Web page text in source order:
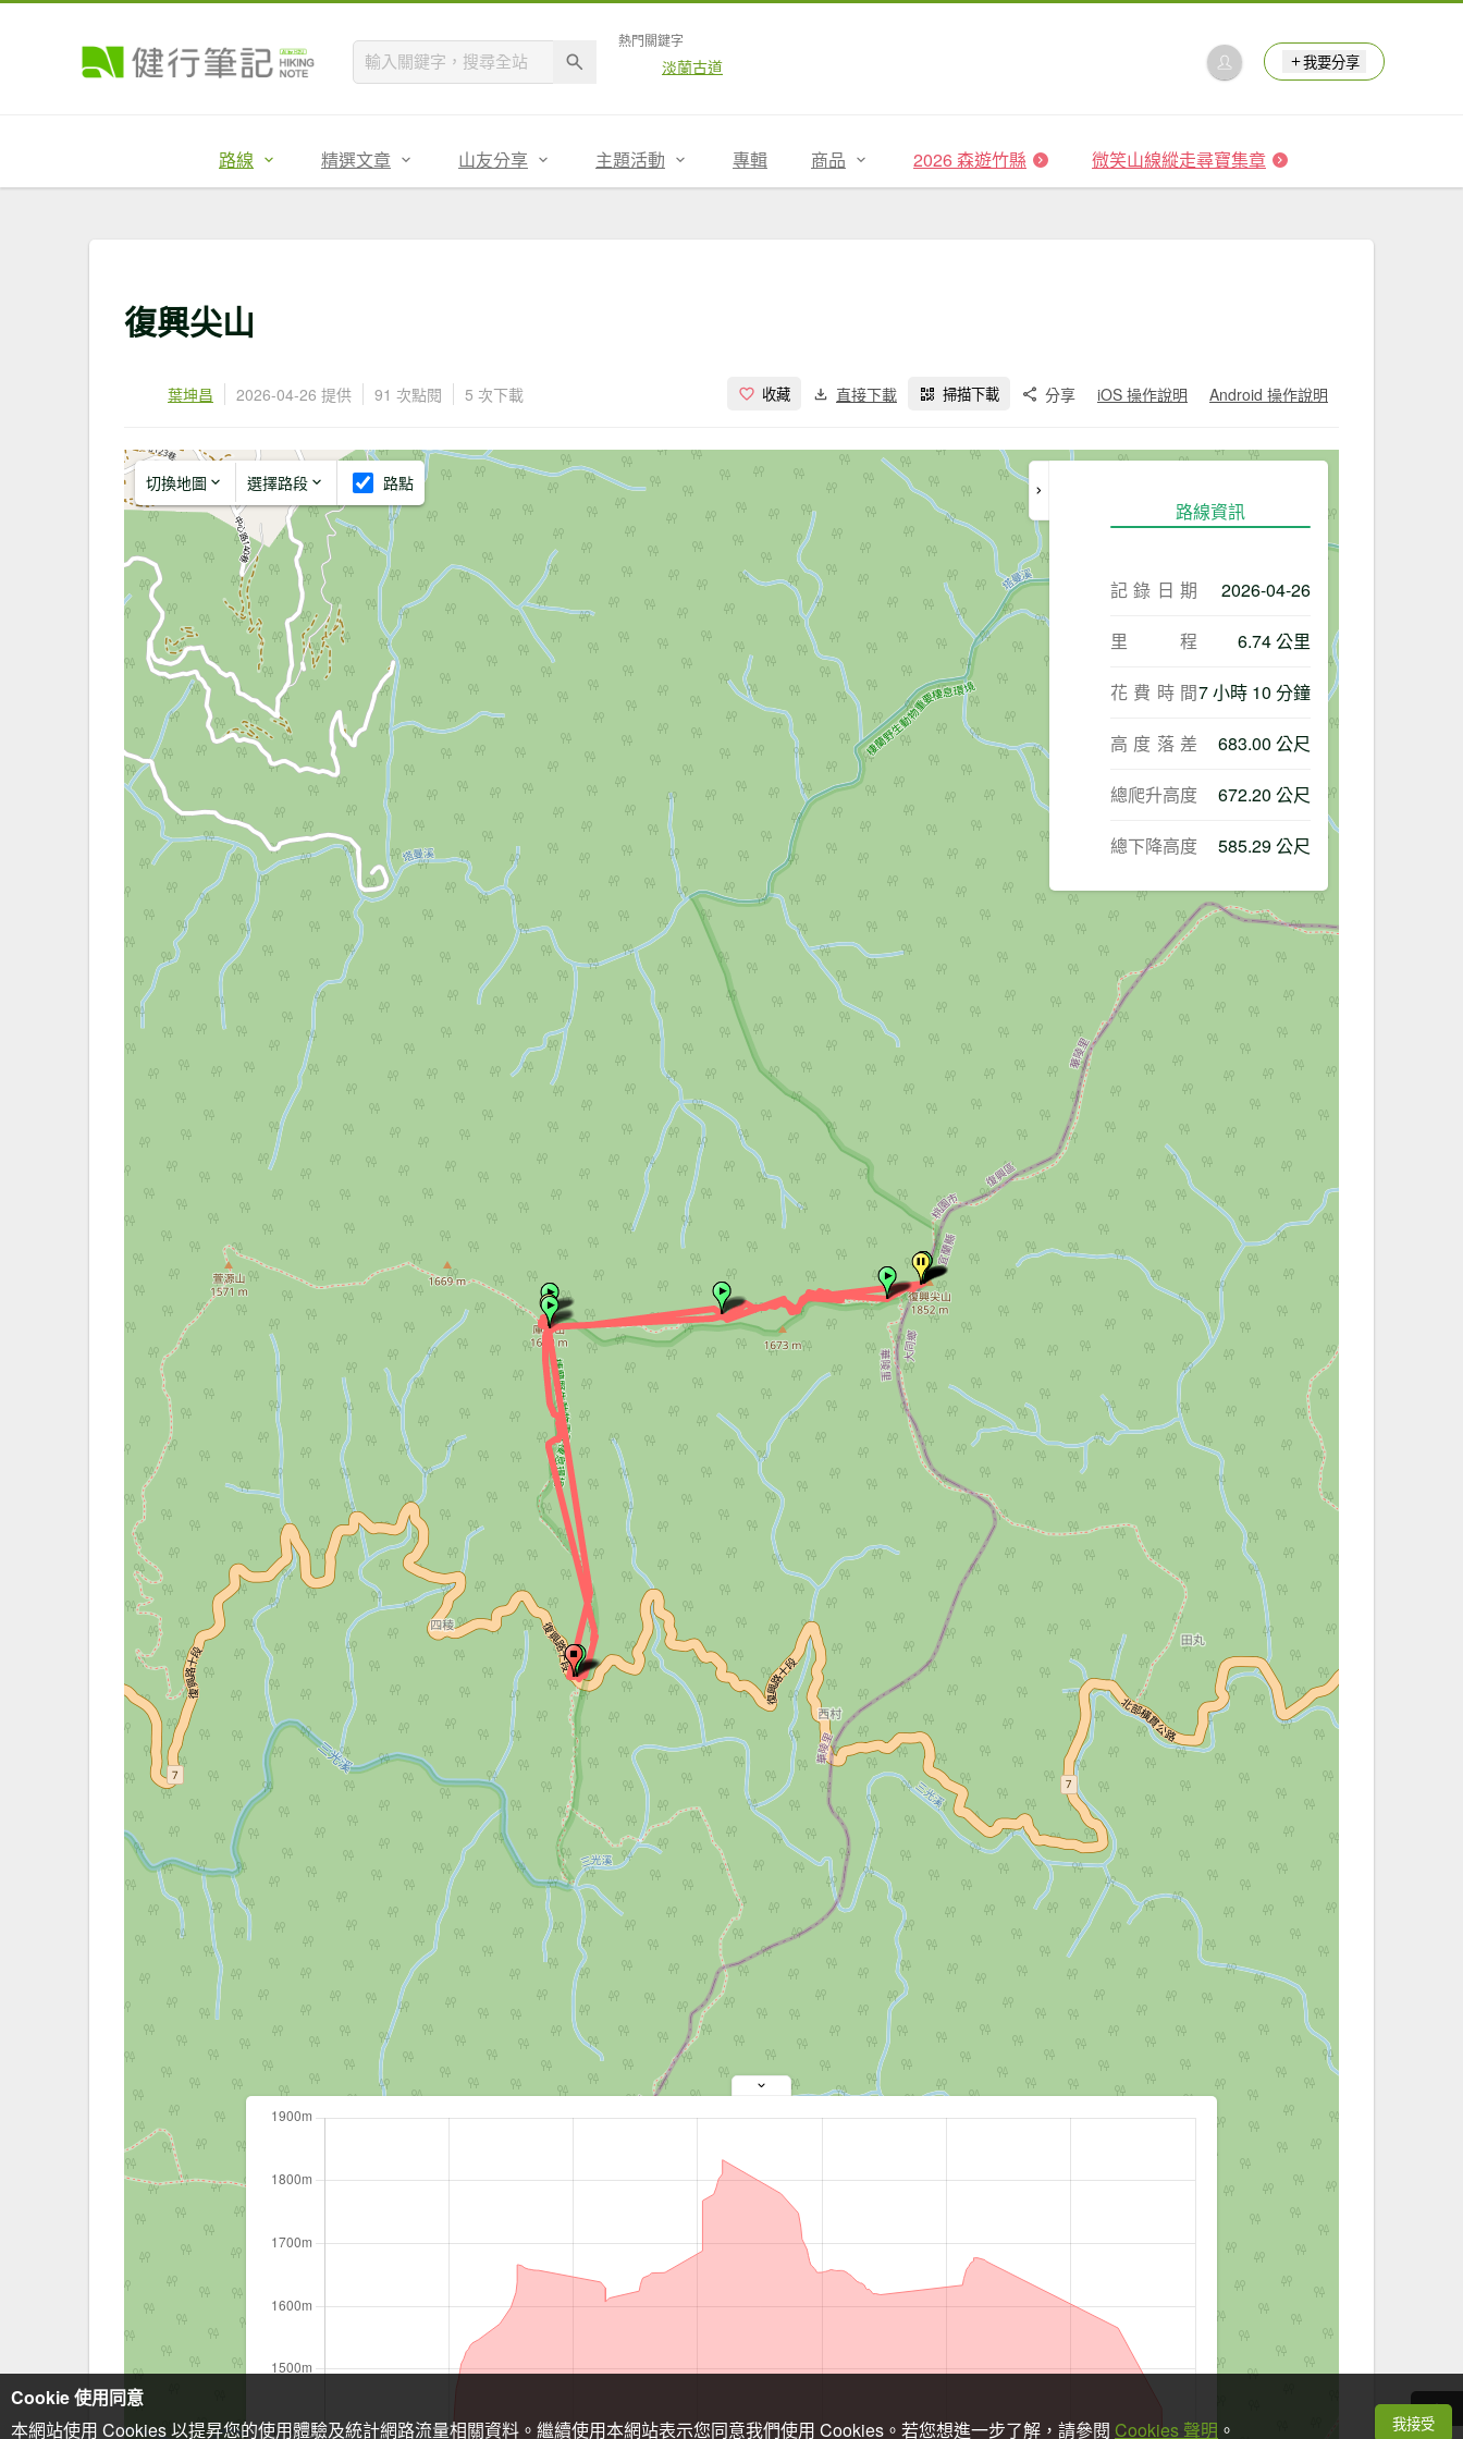
熱門關鍵字
淡蘭古道 我要分享
路線 精選文章 山友分享 主題活動 專輯 商品 2026 森遊竹縣 微笑山線縱走尋寶集章
復興尖山
葉坤昌 2026-04-26 提供 91 次點閱 5 次下載 收藏 直接下載 掃描下載 分享 iOS 操作說明 Android 操作說明
切換地圖 選擇路段 路點
路線資訊
記錄日期 2026-04-26
里程 6.74 公里
花費時間7 小時 10 分鐘
高度落差 683.00 公尺
總爬升高度 672.20 公尺
總下降高度 585.29 公尺
Cookie 使用同意
本網站使用 Cookies 以提昇您的使用體驗及統計網路流量相關資料。繼續使用本網站表示您同意我們使用 Cookies。若您想進一步了解，請參閱 Cookies 聲明 。 我接受